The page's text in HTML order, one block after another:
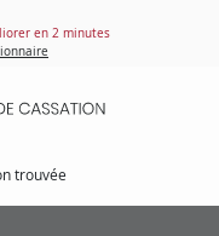
cookies
en 2 minutes
trouvée